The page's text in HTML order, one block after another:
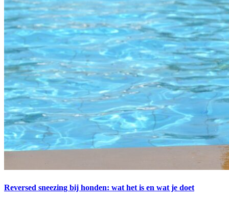
Reversed sneezing bij honden: wat het is en wat je doet